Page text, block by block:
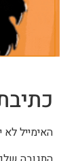
האימייל לא